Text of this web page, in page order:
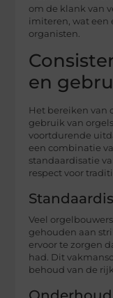
om de klank van
imiteren, wat
organisten.
en
Het bereiken van
gebruik van
voortdurende
een combinatie
standaardisatie
respect voor
Veel
gehouden aan
ervoor te zorgen
had. Dit
behoud van de